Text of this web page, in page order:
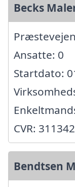
Becks
Ansatte: 0
Startdato:
CVR:
Bendtsen